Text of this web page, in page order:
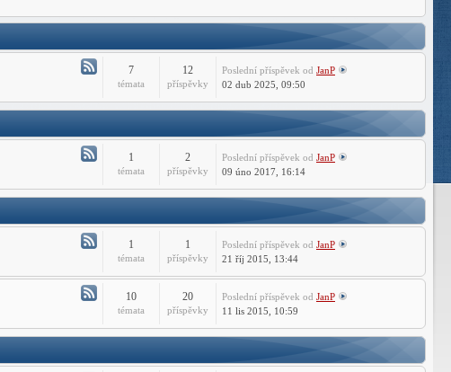
Atom
-
7
témata
12
příspěvky
Poslední příspěvek od JanP
02 dub 2025, 09:50
Atom
-
Commander
1
témata
2
příspěvky
Poslední příspěvek od JanP
09 úno 2017, 16:14
Atom
-
Instalace
CMS
1
témata
1
příspěvky
Poslední příspěvek od JanP
21 říj 2015, 13:44
Atom
-
10
témata
20
příspěvky
Poslední příspěvek od JanP
11 lis 2015, 10:59